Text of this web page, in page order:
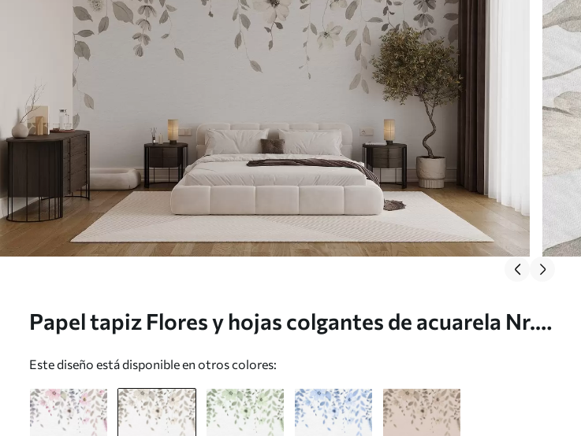
Papel tapiz Flores y hojas colgantes de acuarela Nr.
Este diseño está disponible en otros colores: